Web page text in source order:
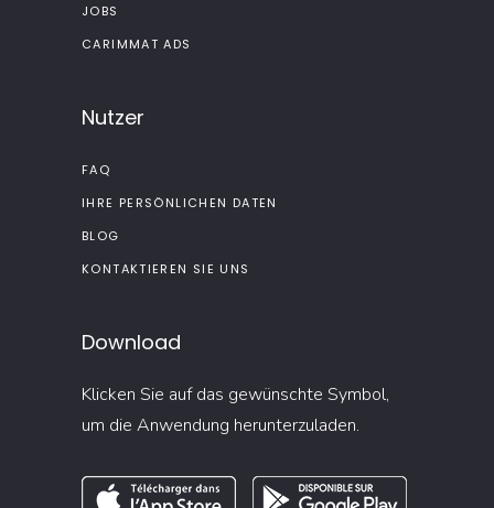
JOBS
CARIMMAT ADS
Nutzer
FAQ
IHRE PERSÖNLICHEN DATEN
BLOG
KONTAKTIEREN SIE UNS
Download
Klicken Sie auf das gewünschte Symbol,
um die Anwendung herunterzuladen.